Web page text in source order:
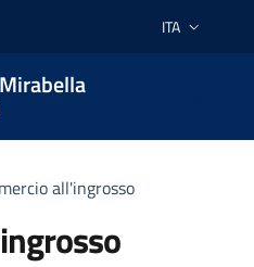
Lingua attiva:
ITA
all'ingrosso